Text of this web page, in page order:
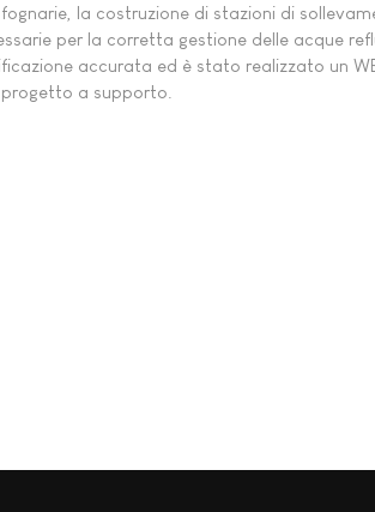
la costruzione di stazioni di
per la corretta gestione delle acque
accurata ed è stato realizzato un
a supporto.
Documentazione restauri Cappella di Giotto agli